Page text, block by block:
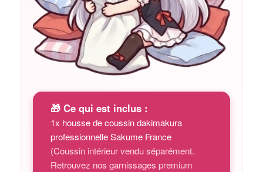
🎁 Ce qui est inclus :
1x housse de coussin dakimakura
professionnelle Sakume France
(Coussin intérieur vendu séparément.
Retrouvez nos garnissages premium